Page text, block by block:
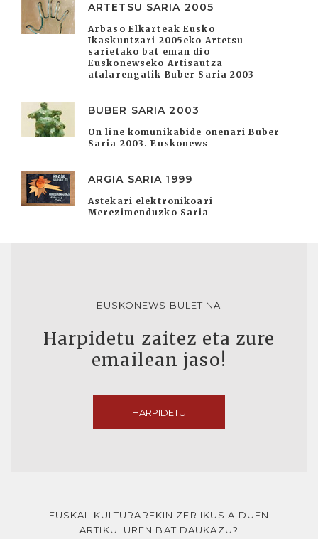
ARTETSU SARIA 2005
Arbaso Elkarteak Eusko
Ikaskuntzari 2005eko Artetsu
sarietako bat eman dio
Euskonewseko Artisautza
atalarengatik Buber Saria 2003
BUBER SARIA 2003
On line komunikabide onenari Buber
Saria 2003. Euskonews
ARGIA SARIA 1999
Astekari elektronikoari
Merezimenduzko Saria
EUSKONEWS BULETINA
Harpidetu zaitez eta zure
emailean jaso!
HARPIDETU
EUSKAL KULTURAREKIN ZER IKUSIA DUEN
ARTIKULUREN BAT DAUKAZU?